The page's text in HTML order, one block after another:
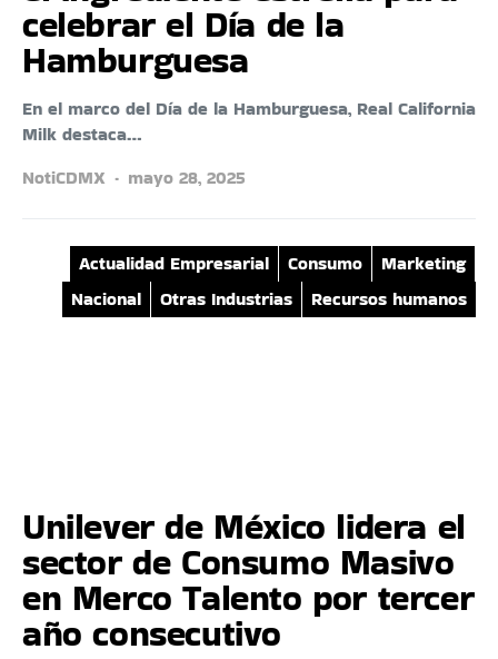
celebrar el Día de la
Hamburguesa
En el marco del Día de la Hamburguesa, Real California
Milk destaca…
NotiCDMX
mayo 28, 2025
Actualidad Empresarial Consumo
Marketing
Nacional
Otras Industrias Recursos humanos
Unilever de México lidera el
sector de Consumo Masivo
en Merco Talento por tercer
año consecutivo